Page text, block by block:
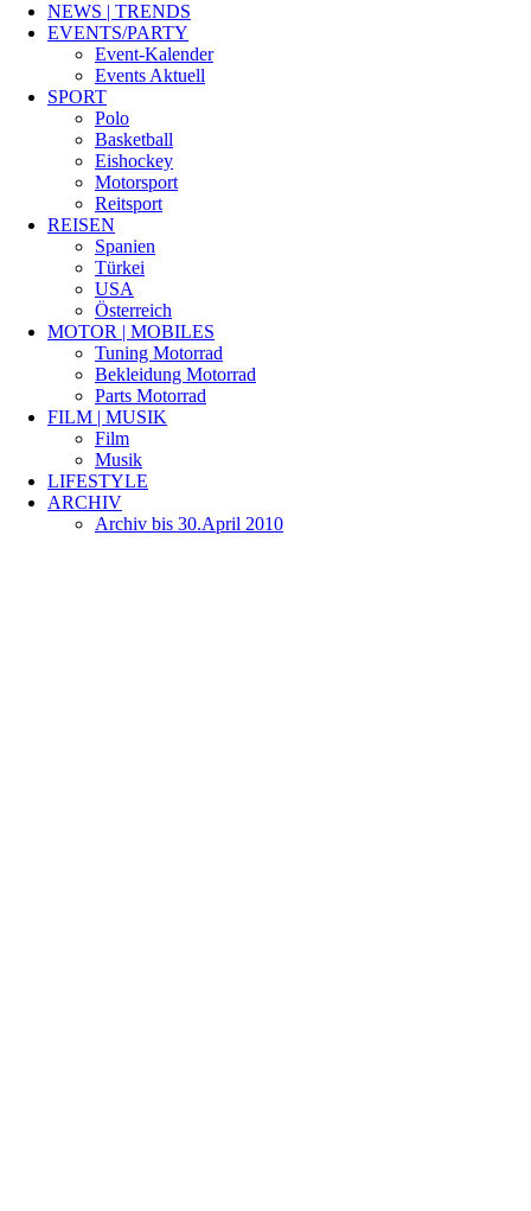
NEWS | TRENDS
EVENTS/PARTY
Event-Kalender
Events Aktuell
SPORT
Polo
Basketball
Eishockey
Motorsport
Reitsport
REISEN
Spanien
Türkei
USA
Österreich
MOTOR | MOBILES
Tuning Motorrad
Bekleidung Motorrad
Parts Motorrad
FILM | MUSIK
Film
Musik
LIFESTYLE
ARCHIV
Archiv bis 30.April 2010